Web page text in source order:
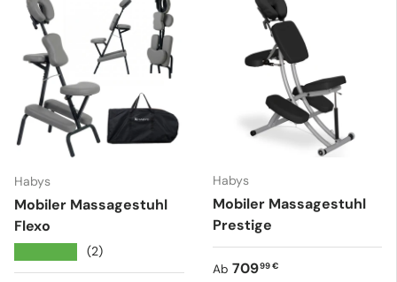
Habys
Mobiler Massagestuhl
Flexo
(2)
Habys
Mobiler Massagestuhl
Prestige
Normaler Preis
Ab 70999 €